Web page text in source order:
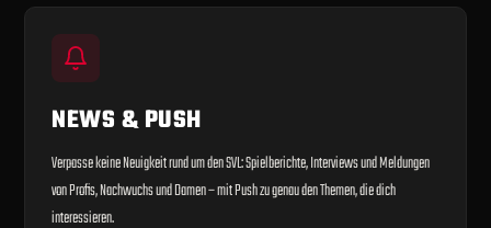
NEWS & PUSH
Verpasse keine Neuigkeit rund um den SVL: Spielberichte, Interviews und Meldungen
von Profis, Nachwuchs und Damen – mit Push zu genau den Themen, die dich
interessieren.